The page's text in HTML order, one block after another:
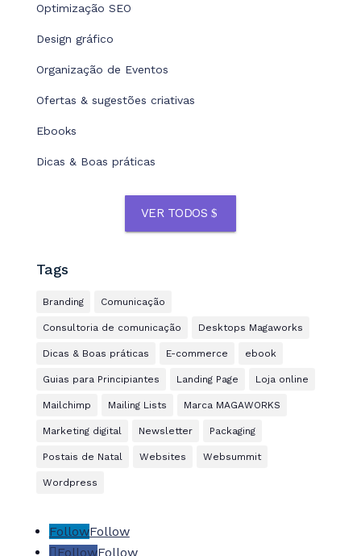
Optimização SEO
Design gráfico
Organização de Eventos
Ofertas & sugestões criativas
Ebooks
Dicas & Boas práticas
VER TODOS
Tags
Branding Comunicação
Consultoria de comunicação Desktops Magaworks
Dicas & Boas práticas E-commerce ebook
Guias para Principiantes Landing Page Loja online
Mailchimp Mailing Lists Marca MAGAWORKS
Marketing digital Newsletter Packaging
Postais de Natal Websites Websummit
Wordpress
FollowFollow
FollowFollow